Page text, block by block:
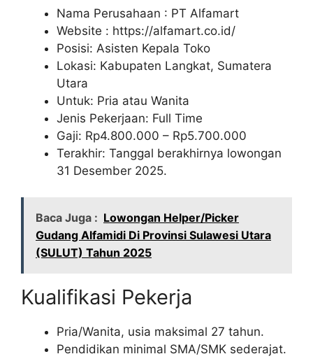
Nama Perusahaan : PT Alfamart
Website : https://alfamart.co.id/
Posisi: Asisten Kepala Toko
Lokasi: Kabupaten Langkat, Sumatera
Utara
Untuk: Pria atau Wanita
Jenis Pekerjaan: Full Time
Gaji: Rp4.800.000 – Rp5.700.000
Terakhir: Tanggal berakhirnya lowongan
31 Desember 2025.
Baca Juga : Lowongan Helper/Picker
Gudang Alfamidi Di Provinsi Sulawesi Utara
(SULUT) Tahun 2025
Kualifikasi Pekerja
Pria/Wanita, usia maksimal 27 tahun.
Pendidikan minimal SMA/SMK sederajat.